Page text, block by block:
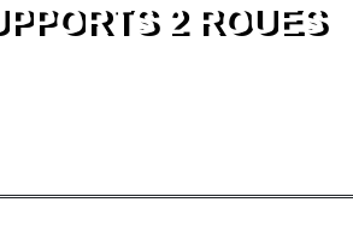
2 ROUES